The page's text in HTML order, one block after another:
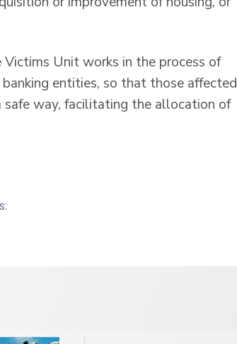
Victims Unit works in the process of
entities, so that those affected
way, facilitating the allocation of